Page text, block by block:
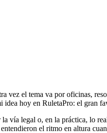
vez el tema va por oficinas,
idea hoy en RuletaPro: el gran
vía legal o, en la práctica, lo
el ritmo en altura